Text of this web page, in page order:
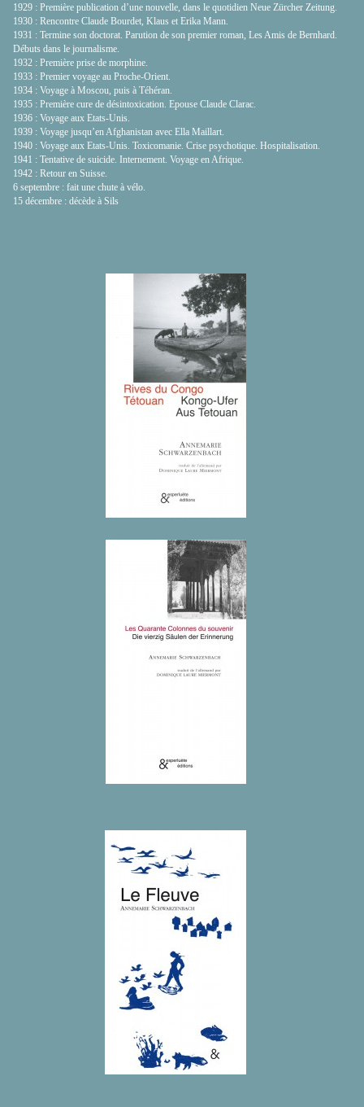
1929 : Première publication d’une nouvelle, dans le quotidien Neue Zürcher Zeitung.
1930 : Rencontre Claude Bourdet, Klaus et Erika Mann.
1931 : Termine son doctorat. Parution de son premier roman, Les Amis de Bernhard.
Débuts dans le journalisme.
1932 : Première prise de morphine.
1933 : Premier voyage au Proche-Orient.
1934 : Voyage à Moscou, puis à Téhéran.
1935 : Première cure de désintoxication. Epouse Claude Clarac.
1936 : Voyage aux Etats-Unis.
1939 : Voyage jusqu’en Afghanistan avec Ella Maillart.
1940 : Voyage aux Etats-Unis. Toxicomanie. Crise psychotique. Hospitalisation.
1941 : Tentative de suicide. Internement. Voyage en Afrique.
1942 : Retour en Suisse.
6 septembre : fait une chute à vélo.
15 décembre : décède à Sils